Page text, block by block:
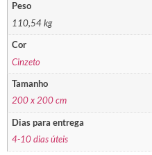
Peso
110,54 kg
Cor
Cinzeto
Tamanho
200 x 200 cm
Dias para entrega
4-10 dias úteis